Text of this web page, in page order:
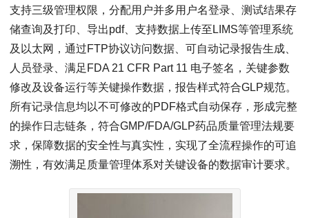
支持三级管理权限，分配用户并多用户名登录、测试结果存
储查询及打印、导出pdf、支持数据上传至LIMS等管理系统
及以太网，通过FTP协议访问数据、可自动记录报告生成、
人员登录、满足‌FDA 21 CFR Part 11‌ 电子签名，关键参数
修改及设备运行等关键操作数据，报告样式符合GLP规范。
所有记录信息均以不可修改的PDF格式自动保存，形成完整
的操作日志链条，符合GMP/FDA/GLP药品质量管理法规要
求，保障数据的安全性与真实性，实现了全流程操作的可追
溯性，有效满足质量管理体系对关键设备的数据审计要求。